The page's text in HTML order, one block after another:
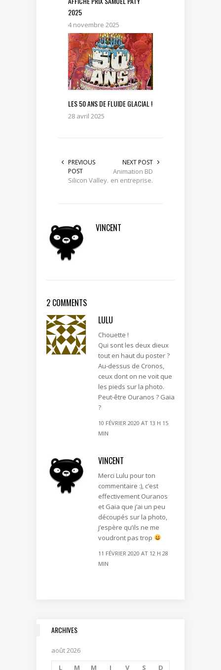
2025
4 novembre 2025
LES 50 ANS DE FLUIDE GLACIAL !
28 avril 2025
PREVIOUS
POST
Silicon Valley.
NEXT POST
Animation BD
en entreprise.
VINCENT
2 COMMENTS
LULU
Chouette !
Qui sont les deux dieux
tout en haut du poster ?
Au-dessus de Cronos,
ceux dont on ne voit que
les pieds sur la photo.
Peut-être Ouranos ? Gaïa
?
10 FÉVRIER 2020 AT 13 H 15
MIN
VINCENT
Merci Lulu pour ton
commentaire :), c’est
effectivement Ouranos
et Gaïa que j’ai un peu
découpés sur la photo,
j’espère qu’ils ne me
voudront pas trop
11 FÉVRIER 2020 AT 12 H 28
MIN
ARCHIVES
août 2026
L
M M J V S
D